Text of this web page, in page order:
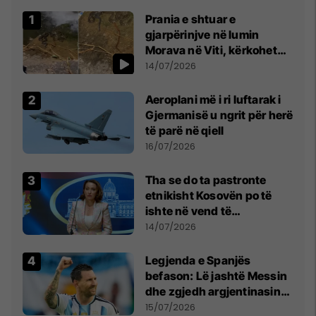
Prania e shtuar e
gjarpërinjve në lumin
Morava në Viti, kërkohet
kujdes nga qytetarët
14/07/2026
Aeroplani më i ri luftarak i
Gjermanisë u ngrit për herë
të parë në qiell
16/07/2026
Tha se do ta pastronte
etnikisht Kosovën po të
ishte në vend të
Millosheviqit, Lëvizja e
kërkon shkarkimin e
menjëhershëm të
Snezhana Paunoviq
14/07/2026
Legjenda e Spanjës
befason: Lë jashtë Messin
dhe zgjedh argjentinasin
më të mirë në botë
15/07/2026